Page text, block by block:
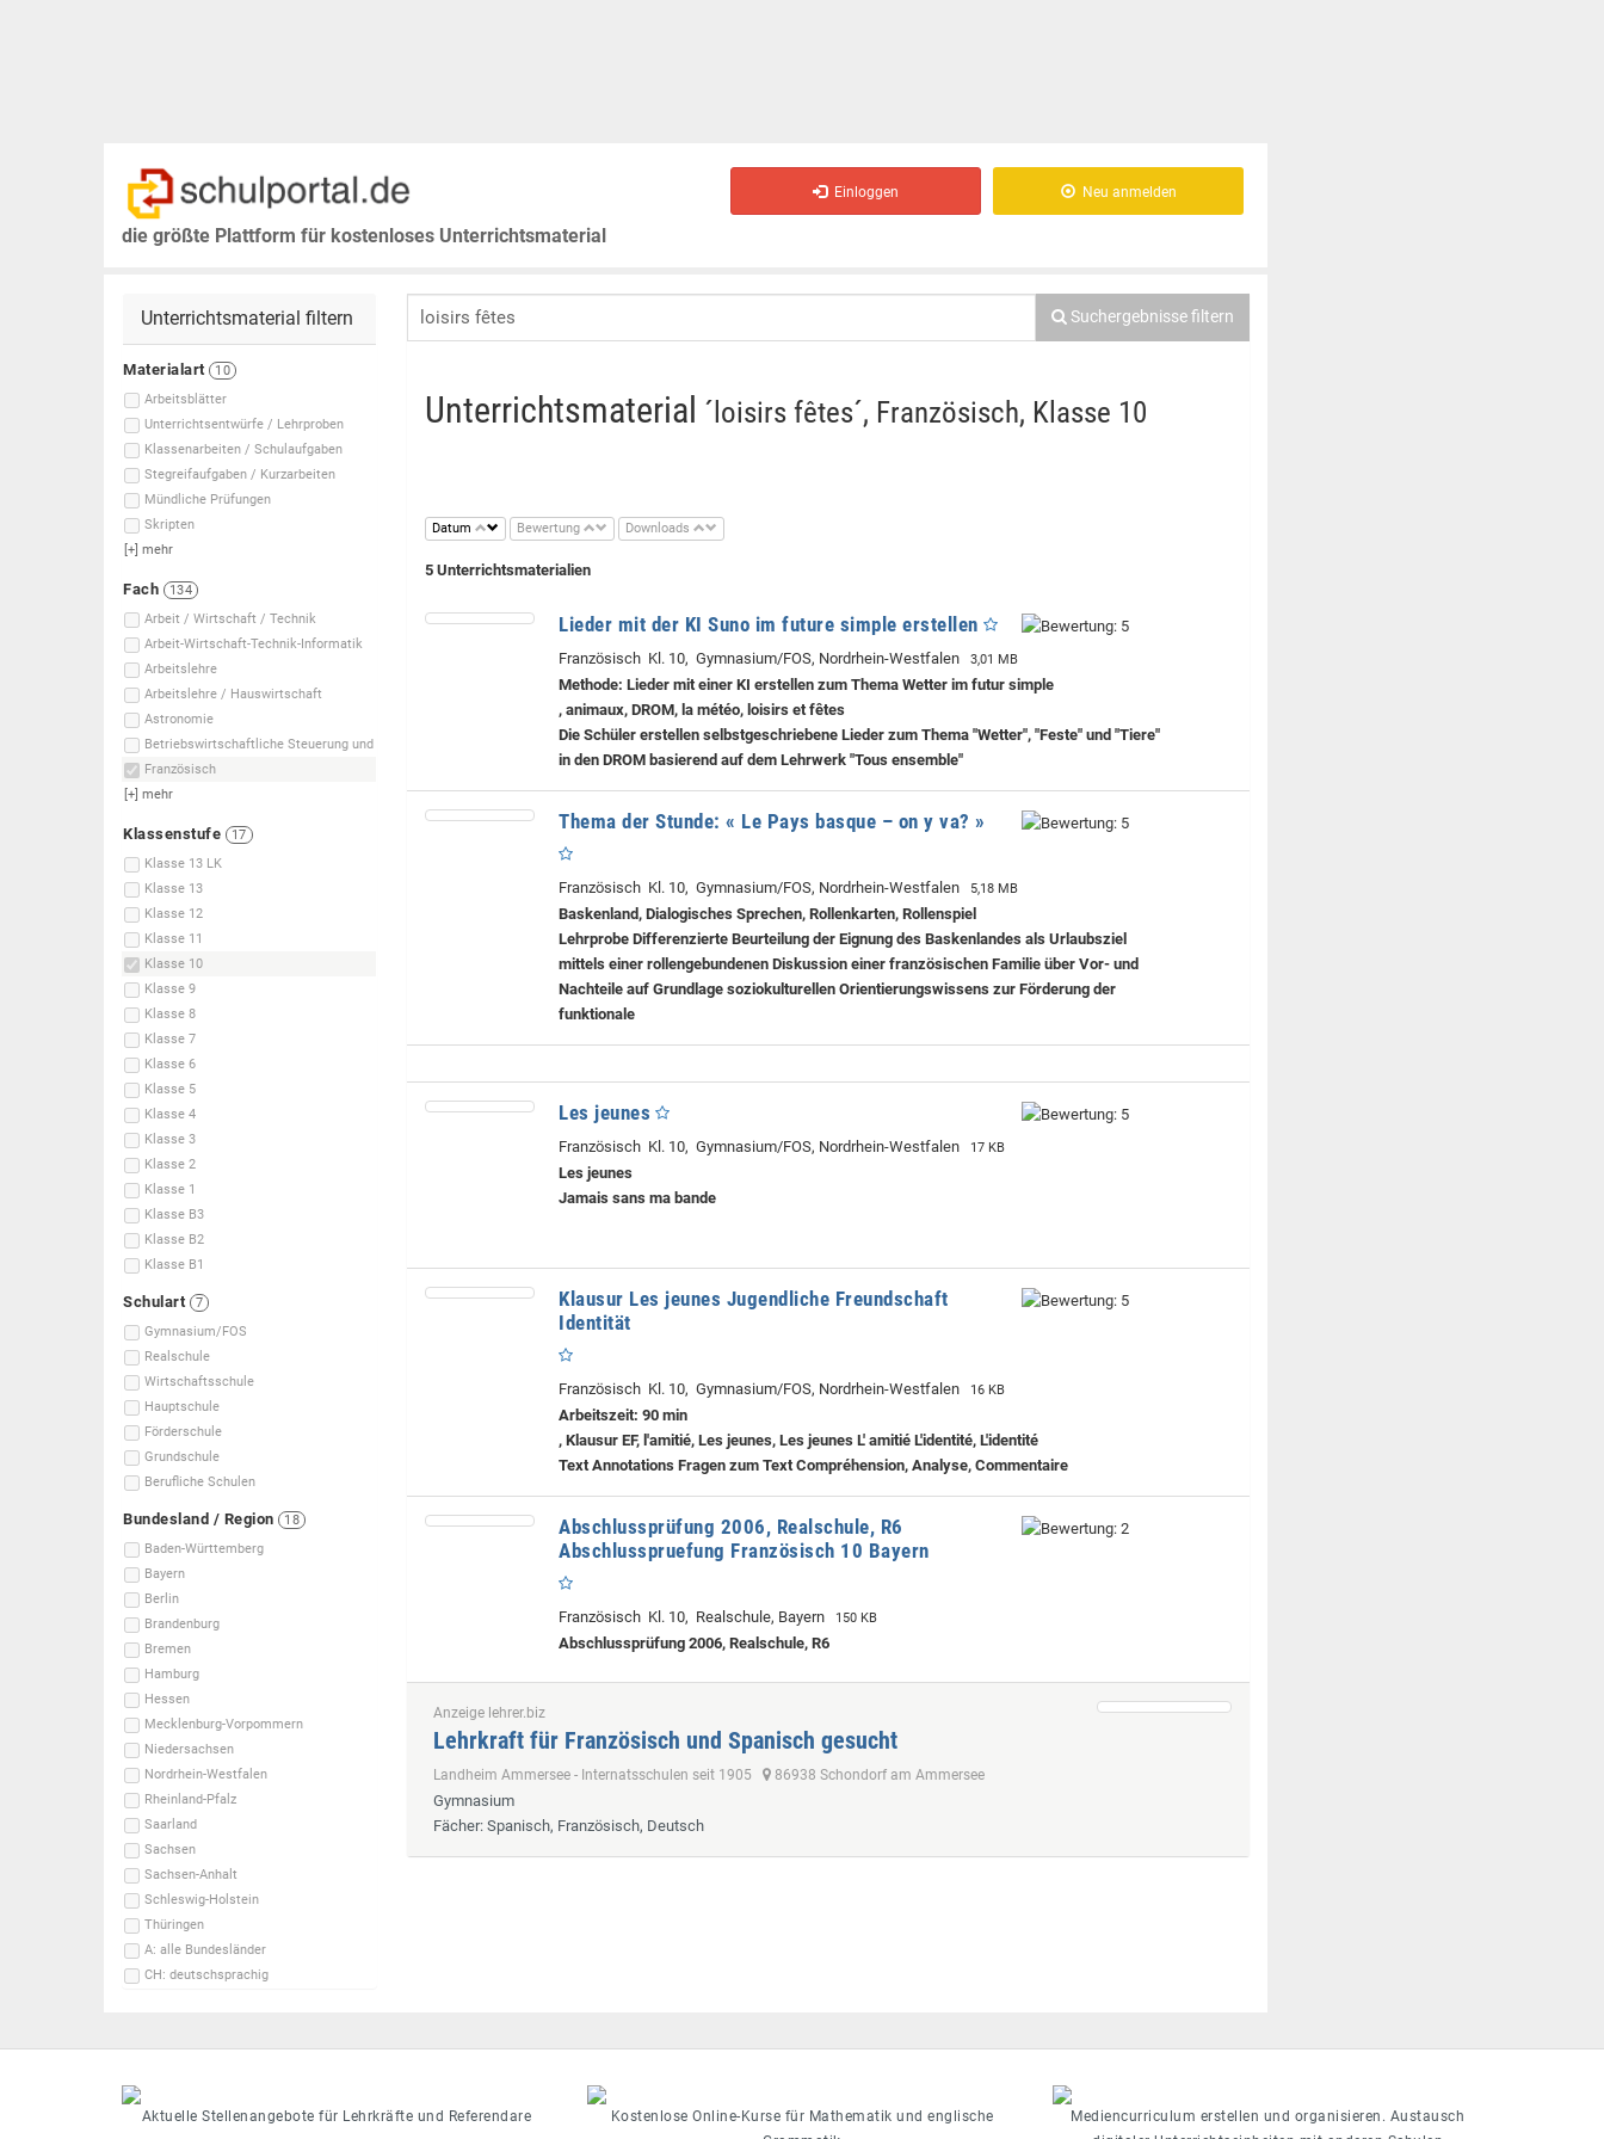
die größte Plattform für kostenloses Unterrichtsmaterial
Einloggen Neu anmelden
Unterrichtsmaterial filtern
Materialart
10
Arbeitsblätter
Unterrichtsentwürfe / Lehrproben
Klassenarbeiten / Schulaufgaben
Stegreifaufgaben / Kurzarbeiten
Mündliche Prüfungen
Skripten
[+] mehr
Fach
134
Arbeit / Wirtschaft / Technik
Arbeit-Wirtschaft-Technik-Informatik
Arbeitslehre
Arbeitslehre / Hauswirtschaft
Astronomie
Betriebswirtschaftliche Steuerung und
Französisch
[+] mehr
Klassenstufe
17
Klasse 13 LK
Klasse 13
Klasse 12
Klasse 11
Klasse 10
Klasse 9
Klasse 8
Klasse 7
Klasse 6
Klasse 5
Klasse 4
Klasse 3
Klasse 2
Klasse 1
Klasse B3
Klasse B2
Klasse B1
Schulart
7
Gymnasium/FOS
Realschule
Wirtschaftsschule
Hauptschule
Förderschule
Grundschule
Berufliche Schulen
Bundesland / Region
18
Baden-Württemberg
Bayern
Berlin
Brandenburg
Bremen
Hamburg
Hessen
Mecklenburg-Vorpommern
Niedersachsen
Nordrhein-Westfalen
Rheinland-Pfalz
Saarland
Sachsen
Sachsen-Anhalt
Schleswig-Holstein
Thüringen
A: alle Bundesländer
CH: deutschsprachig
Suchergebnisse filtern
Unterrichtsmaterial ´loisirs fêtes´, Französisch, Klasse 10
Datum Bewertung Downloads
5 Unterrichtsmaterialien
Lieder mit der KI Suno im future simple erstellen
Französisch Kl. 10, Gymnasium/FOS, Nordrhein-Westfalen 3,01 MB
Methode: Lieder mit einer KI erstellen zum Thema Wetter im futur simple
, animaux, DROM, la météo, loisirs et fêtes
Die Schüler erstellen selbstgeschriebene Lieder zum Thema "Wetter", "Feste" und "Tiere"
in den DROM basierend auf dem Lehrwerk "Tous ensemble"
Thema der Stunde: « Le Pays basque – on y va? »
Französisch Kl. 10, Gymnasium/FOS, Nordrhein-Westfalen 5,18 MB
Baskenland, Dialogisches Sprechen, Rollenkarten, Rollenspiel
Lehrprobe Differenzierte Beurteilung der Eignung des Baskenlandes als Urlaubsziel
mittels einer rollengebundenen Diskussion einer französischen Familie über Vor- und
Nachteile auf Grundlage soziokulturellen Orientierungswissens zur Förderung der
funktionale
Les jeunes
Französisch Kl. 10, Gymnasium/FOS, Nordrhein-Westfalen 17 KB
Les jeunes
Jamais sans ma bande
Klausur Les jeunes Jugendliche Freundschaft
Identität
Französisch Kl. 10, Gymnasium/FOS, Nordrhein-Westfalen 16 KB
Arbeitszeit: 90 min
, Klausur EF, l'amitié, Les jeunes, Les jeunes L' amitié L'identité, L'identité
Text Annotations Fragen zum Text Compréhension, Analyse, Commentaire
Abschlussprüfung 2006, Realschule, R6
Abschlusspruefung Französisch 10 Bayern
Französisch Kl. 10, Realschule, Bayern 150 KB
Abschlussprüfung 2006, Realschule, R6
Anzeige lehrer.biz
Lehrkraft für Französisch und Spanisch gesucht
Landheim Ammersee - Internatsschulen seit 1905 86938 Schondorf am Ammersee
Gymnasium
Fächer: Spanisch, Französisch, Deutsch
Aktuelle Stellenangebote für Lehrkräfte und Referendare
Kostenlose Online-Kurse für Mathematik und englische
Mediencurriculum erstellen und organisieren. Austausch